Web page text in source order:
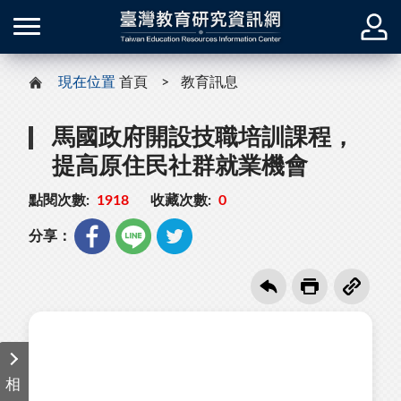
現在位置 首頁 教育訊息
馬國政府開設技職培訓課程，
提高原住民社群就業機會
點閱次數: 1918 收藏次數: 0
分享：
相